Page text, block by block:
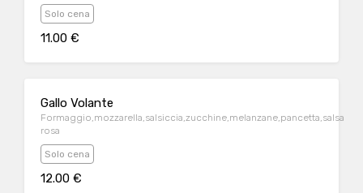
Solo cena
11.00 €
Gallo Volante
Formaggio,mozzarella,salsiccia,zucchine,melanzane,pancetta,salsa
rosa
Solo cena
12.00 €